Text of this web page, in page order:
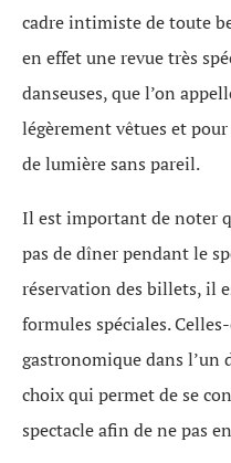
cadre intimiste de toute
en effet une revue très
danseuses, que l’on
légèrement vêtues et
de lumière sans pareil.
Il est important de noter
pas de dîner pendant le
réservation des billets, il
formules spéciales.
gastronomique dans l’un
choix qui permet de se
spectacle afin de ne pas